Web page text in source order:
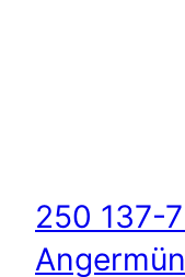
250 137-